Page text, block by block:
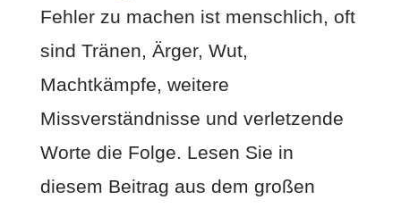
Fehler zu machen ist menschlich, oft
sind Tränen, Ärger, Wut,
Machtkämpfe, weitere
Missverständnisse und verletzende
Worte die Folge. Lesen Sie in
diesem Beitrag aus dem großen